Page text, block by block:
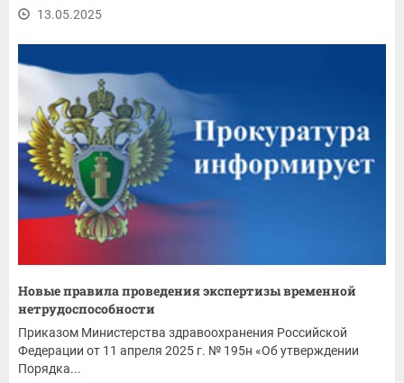
13.05.2025
Новые правила проведения экспертизы временной
нетрудоспособности
Приказом Министерства здравоохранения Российской
Федерации от 11 апреля 2025 г. № 195н «Об утверждении
Порядка...